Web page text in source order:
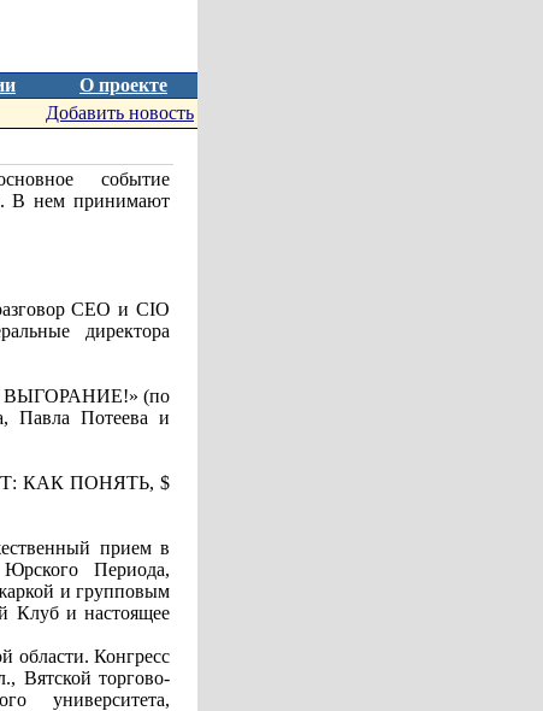
О проекте
Добавить новость
событие
В нем принимают
CEO и CIO
директора
ВЫГОРАНИЕ!» (по
Павла Потеева и
КАК ПОНЯТЬ, $
прием в
Периода,
и групповым
Клуб и настоящее
области. Конгресс
Вятской торгово-
университета,